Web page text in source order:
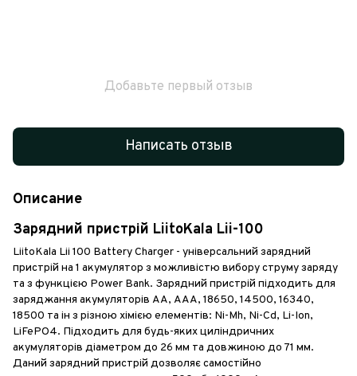
Добавьте первый отзыв
Написать отзыв
Описание
Зарядний пристрій LiitoKala Lii-100
LiitoKala Lii 100 Battery Charger - універсальний зарядний
пристрій на 1 акумулятор з можливістю вибору струму заряду
та з функцією Power Bank. Зарядний пристрій підходить для
заряджання акумуляторів АА, ААА, 18650, 14500, 16340,
18500 та ін з різною хімією елементів: Ni-Mh, Ni-Cd, Li-Ion,
LiFePO4. Підходить для будь-яких циліндричних
акумуляторів діаметром до 26 мм та довжиною до 71 мм.
Даний зарядний пристрій дозволяє самостійно